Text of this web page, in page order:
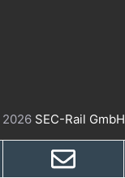
2026 SEC-Rail GmbH